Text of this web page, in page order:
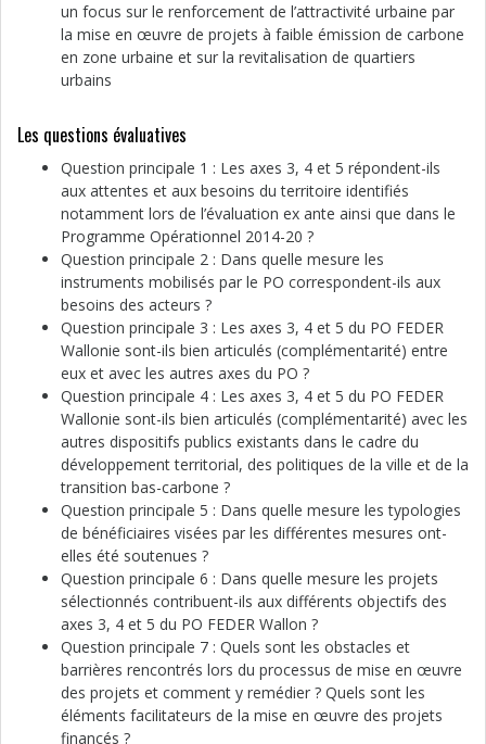
un focus sur le renforcement de l’attractivité urbaine par
la mise en œuvre de projets à faible émission de carbone
en zone urbaine et sur la revitalisation de quartiers
urbains
Les questions évaluatives
Question principale 1 : Les axes 3, 4 et 5 répondent-ils
aux attentes et aux besoins du territoire identifiés
notamment lors de l’évaluation ex ante ainsi que dans le
Programme Opérationnel 2014-20 ?
Question principale 2 : Dans quelle mesure les
instruments mobilisés par le PO correspondent-ils aux
besoins des acteurs ?
Question principale 3 : Les axes 3, 4 et 5 du PO FEDER
Wallonie sont-ils bien articulés (complémentarité) entre
eux et avec les autres axes du PO ?
Question principale 4 : Les axes 3, 4 et 5 du PO FEDER
Wallonie sont-ils bien articulés (complémentarité) avec les
autres dispositifs publics existants dans le cadre du
développement territorial, des politiques de la ville et de la
transition bas-carbone ?
Question principale 5 : Dans quelle mesure les typologies
de bénéficiaires visées par les différentes mesures ont-
elles été soutenues ?
Question principale 6 : Dans quelle mesure les projets
sélectionnés contribuent-ils aux différents objectifs des
axes 3, 4 et 5 du PO FEDER Wallon ?
Question principale 7 : Quels sont les obstacles et
barrières rencontrés lors du processus de mise en œuvre
des projets et comment y remédier ? Quels sont les
éléments facilitateurs de la mise en œuvre des projets
financés ?